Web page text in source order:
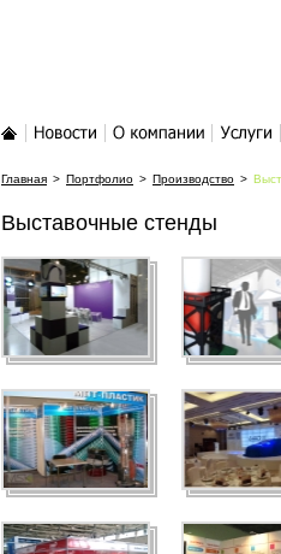
Главная > Портфолио > Производство >
Выставочные стенды